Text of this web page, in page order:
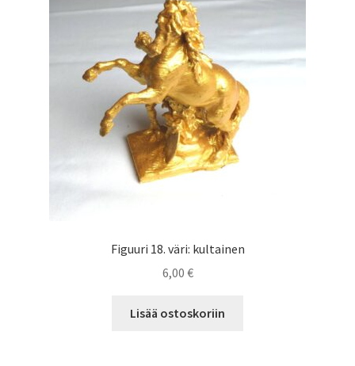
Figuuri 18. väri: kultainen
6,00 €
Lisää ostoskoriin